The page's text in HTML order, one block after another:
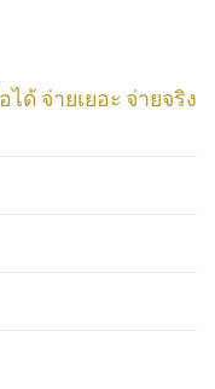
ด้ จ่ายเยอะ จ่ายจริง